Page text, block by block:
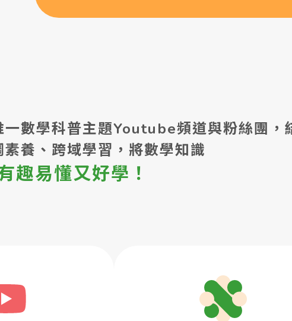
一數學科普主題Youtube頻道與粉絲團，
素養、跨域學習，將數學知識
趣易懂又好學！